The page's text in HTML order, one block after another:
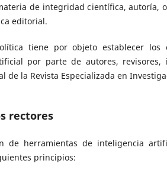
de integridad científica, autoría,
editorial.
tiene por objeto establecer
por parte de autores,
de la Revista Especializada en
rectores
de herramientas de inteligencia
principios: